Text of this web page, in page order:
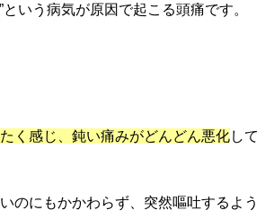
”という病気が原因で起こる頭痛です。
く感じ、鈍い痛みがどんどん悪化して
のにもかかわらず、突然嘔吐するよう